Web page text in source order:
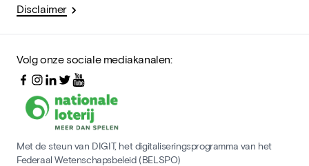
Disclaimer
Volg onze sociale mediakanalen:
Met de steun van DIGIT, het digitaliseringsprogramma van het
Federaal Wetenschapsbeleid (BELSPO)